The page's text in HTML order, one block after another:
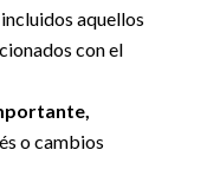
incluidos aquellos
con el
o cambios